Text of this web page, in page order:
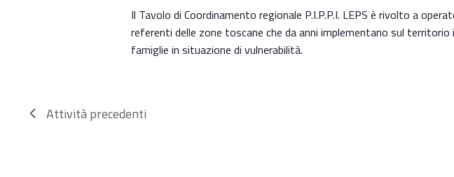
Il Tavolo di Coordinamento regionale P.I.P.P.I. LEPS è rivolto a
referenti delle zone toscane che da anni implementano sul
famiglie in situazione di vulnerabilità.
Attivitàprecedenti